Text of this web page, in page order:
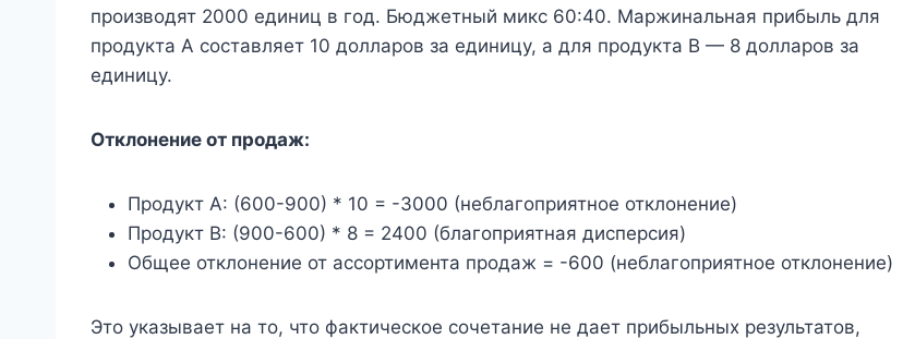
производят 2000 единиц в год. Бюджетный микс 60:40. Маржинальная прибыль для
продукта A составляет 10 долларов за единицу, а для продукта B — 8 долларов за
единицу.
Отклонение от продаж:
Продукт A: (600-900) * 10 = -3000 (неблагоприятное отклонение)
Продукт B: (900-600) * 8 = 2400 (благоприятная дисперсия)
Общее отклонение от ассортимента продаж = -600 (неблагоприятное отклонение)
Это указывает на то, что фактическое сочетание не дает прибыльных результатов,